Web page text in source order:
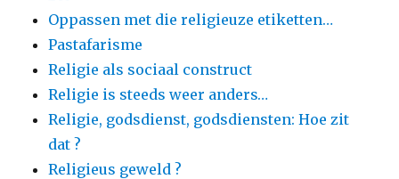
Oppassen met die religieuze etiketten…
Pastafarisme
Religie als sociaal construct
Religie is steeds weer anders…
Religie, godsdienst, godsdiensten: Hoe zit
dat ?
Religieus geweld ?